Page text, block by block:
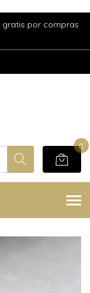
gratis por compras
0